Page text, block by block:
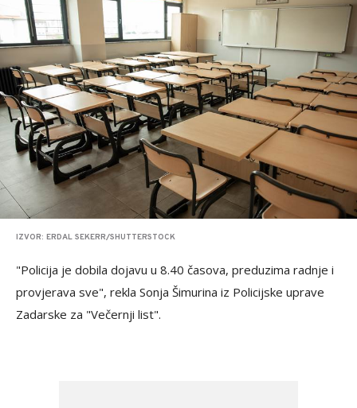
IZVOR: ERDAL SEKERR/SHUTTERSTOCK
"Policija je dobila dojavu u 8.40 časova, preduzima radnje i
provjerava sve", rekla Sonja Šimurina iz Policijske uprave
Zadarske za "Večernji list".